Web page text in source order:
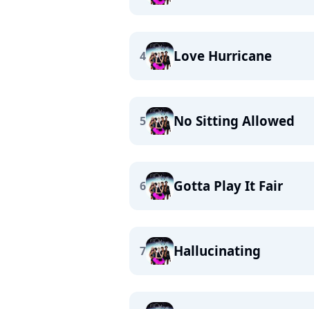
4 Love Hurricane
5 No Sitting Allowed
6 Gotta Play It Fair
7 Hallucinating